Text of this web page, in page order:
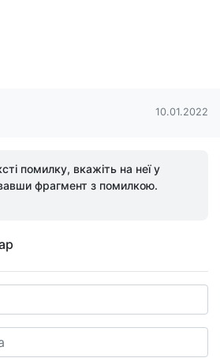
10.01.2022
помилку, вкажіть на неї у
фрагмент з помилкою.